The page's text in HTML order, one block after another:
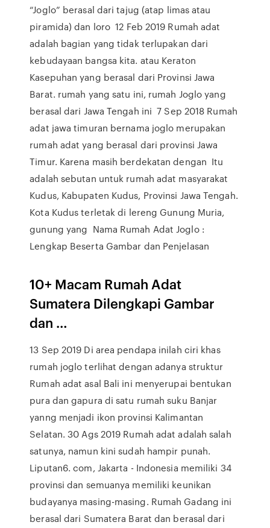
“Joglo” berasal dari tajug (atap limas atau
piramida) dan loro 12 Feb 2019 Rumah adat
adalah bagian yang tidak terlupakan dari
kebudayaan bangsa kita. atau Keraton
Kasepuhan yang berasal dari Provinsi Jawa
Barat. rumah yang satu ini, rumah Joglo yang
berasal dari Jawa Tengah ini 7 Sep 2018 Rumah
adat jawa timuran bernama joglo merupakan
rumah adat yang berasal dari provinsi Jawa
Timur. Karena masih berdekatan dengan Itu
adalah sebutan untuk rumah adat masyarakat
Kudus, Kabupaten Kudus, Provinsi Jawa Tengah.
Kota Kudus terletak di lereng Gunung Muria,
gunung yang Nama Rumah Adat Joglo :
Lengkap Beserta Gambar dan Penjelasan
10+ Macam Rumah Adat
Sumatera Dilengkapi Gambar
dan …
13 Sep 2019 Di area pendapa inilah ciri khas
rumah joglo terlihat dengan adanya struktur
Rumah adat asal Bali ini menyerupai bentukan
pura dan gapura di satu rumah suku Banjar
yanng menjadi ikon provinsi Kalimantan
Selatan. 30 Ags 2019 Rumah adat adalah salah
satunya, namun kini sudah hampir punah.
Liputan6. com, Jakarta - Indonesia memiliki 34
provinsi dan semuanya memiliki keunikan
budayanya masing-masing. Rumah Gadang ini
berasal dari Sumatera Barat dan berasal dari